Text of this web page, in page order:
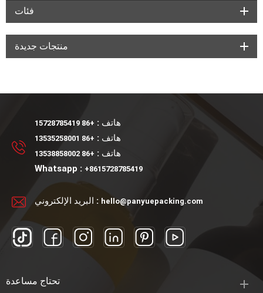
فئات
منتجات جديدة
هاتف : +86 15728785419
هاتف : +86 13535258001
هاتف : +86 13538858002
Whatsapp : +8615728785419
البريد الإلكتروني : hello@panyuepacking.com
تحتاج مساعدة